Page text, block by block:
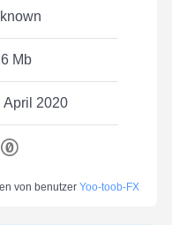
Mb
April 2020
von benutzer Yoo-toob-FX